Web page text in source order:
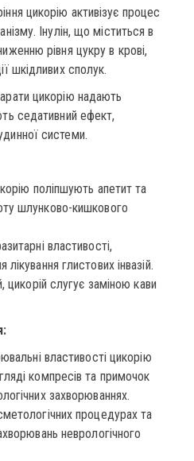
цикорію активізує процес
Інулін, що міститься в
рівня цукру в крові,
шкідливих сполук.
цикорію надають
седативний ефект,
системи.
поліпшують апетит та
шлунково-кишкового
властивості,
глистових інвазій.
цикорій слугує заміною кави
властивості цикорію
компресів та примочок
захворюваннях.
процедурах та
неврологічного